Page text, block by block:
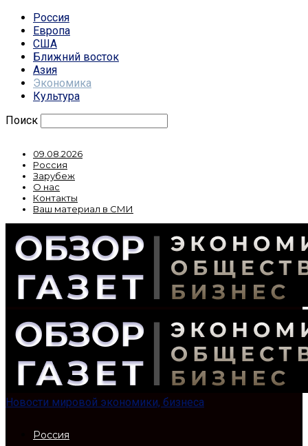
Россия
Европа
США
Ближний восток
Азия
Экономика
Культура
Поиск
09.08.2026
Россия
Зарубеж
О нас
Контакты
Ваш материал в СМИ
Новости мировой экономики, бизнеса
Россия